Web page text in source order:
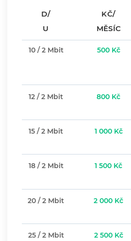
D/
U
KČ/
MĚSÍC
10 / 2 Mbit 500 Kč
12 / 2 Mbit 800 Kč
15 / 2 Mbit 1 000 Kč
18 / 2 Mbit 1 500 Kč
20 / 2 Mbit 2 000 Kč
25 / 2 Mbit 2 500 Kč